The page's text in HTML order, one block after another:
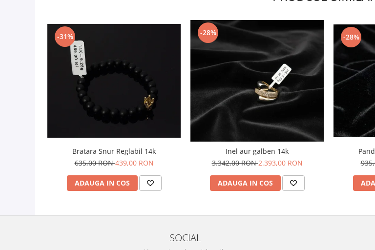
-31%
Bratara Snur Reglabil 14k
635,00 RON439,00 RON
ADAUGA IN COS
-28%
Inel aur galben 14k
3.342,00 RON2.393,00 RON
ADAUGA IN COS
-28%
SOCIAL